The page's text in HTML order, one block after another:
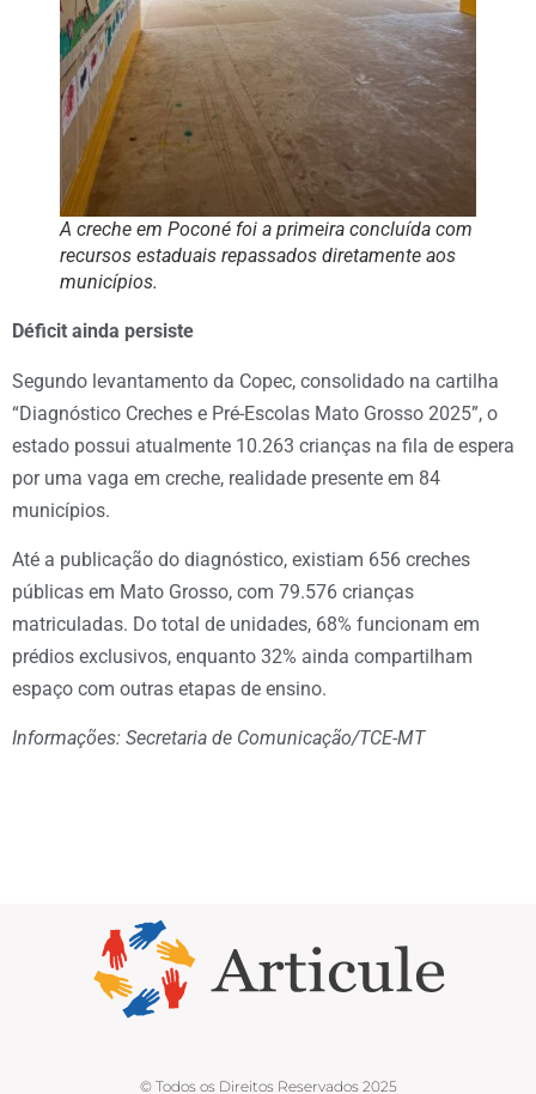
A creche em Poconé foi a primeira concluída com
recursos estaduais repassados diretamente aos
municípios.
Déficit ainda persiste
Segundo levantamento da Copec, consolidado na cartilha
“Diagnóstico Creches e Pré-Escolas Mato Grosso 2025”, o
estado possui atualmente 10.263 crianças na fila de espera
por uma vaga em creche, realidade presente em 84
municípios.
Até a publicação do diagnóstico, existiam 656 creches
públicas em Mato Grosso, com 79.576 crianças
matriculadas. Do total de unidades, 68% funcionam em
prédios exclusivos, enquanto 32% ainda compartilham
espaço com outras etapas de ensino.
Informações: Secretaria de Comunicação/TCE-MT
© Todos os Direitos Reservados 2025